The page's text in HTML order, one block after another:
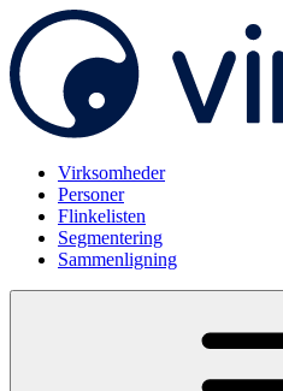
Virksomheder
Personer
Flinkelisten
Segmentering
Sammenligning